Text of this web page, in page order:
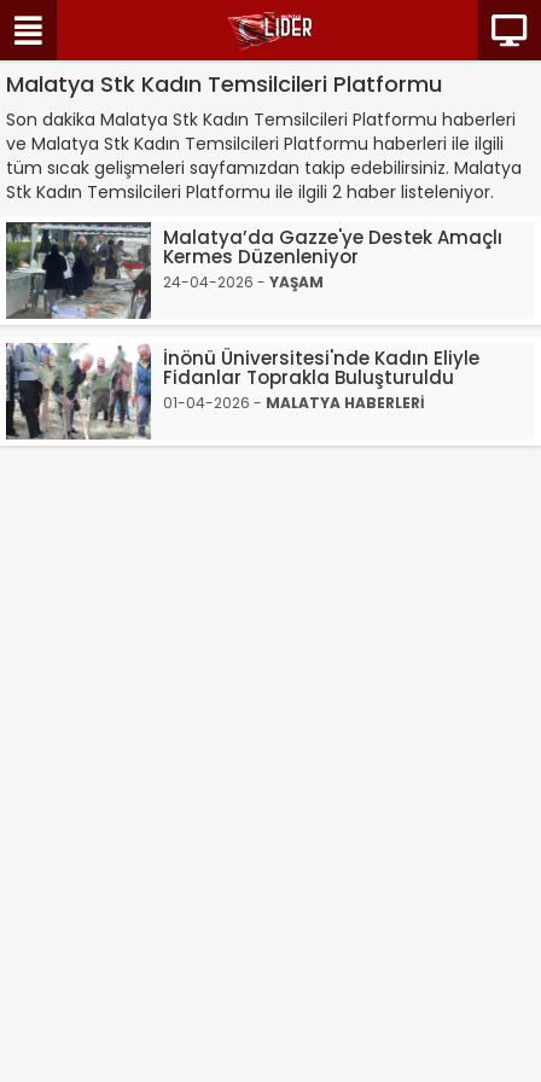
Malatya Stk Kadın Temsilcileri Platformu
Son dakika Malatya Stk Kadın Temsilcileri Platformu haberleri
ve Malatya Stk Kadın Temsilcileri Platformu haberleri ile ilgili
tüm sıcak gelişmeleri sayfamızdan takip edebilirsiniz. Malatya
Stk Kadın Temsilcileri Platformu ile ilgili 2 haber listeleniyor.
Malatya’da Gazze'ye Destek Amaçlı
Kermes Düzenleniyor
24-04-2026 - YAŞAM
İnönü Üniversitesi'nde Kadın Eliyle
Fidanlar Toprakla Buluşturuldu
01-04-2026 - MALATYA HABERLERİ